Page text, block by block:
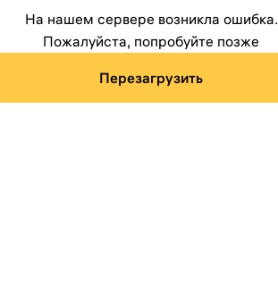
На нашем сервере возникла ошибка.
Пожалуйста, попробуйте позже
Перезагрузить